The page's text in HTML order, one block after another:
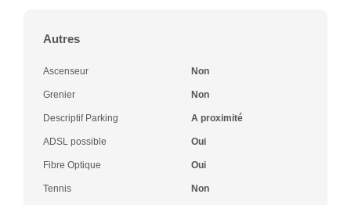
Autres
Ascenseur Non
Grenier Non
Descriptif Parking A proximité
ADSL possible Oui
Fibre Optique Oui
Tennis Non